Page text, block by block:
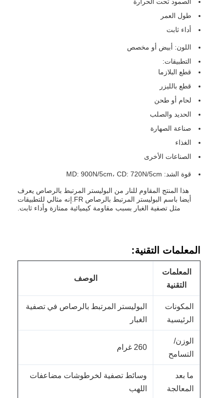
طول العمر
أداء ثابت
اللون: أبيض أو مخصص
التطبيقات:
قطع البلازما
قطع بالليزر
لحام أو طحن
الحديد والصلب
صناعة الصهارة
الغذاء
الصناعات الأخرى
قوة الشد: MD: 900N/5cm، CD: 720N/5cm
هذا المنتج المقاوم للنار من البوليستر المرتبط بالرصاص يعرف
أيضا باسم البوليستر المرتبط بالرصاص FR.إنه مثالي للتطبيقات
مثل تصفية الغبار بسبب مقاومة كيميائية ممتازة وأداء ثابت.
المعلمات التقنية:
المعلمات
التقنية
الوصف
المكونات
الرئيسية
البوليستر المرتبط بالرصاص في تصفية
الغبار
الوزن/
التسامح
260 غرام
ما بعد
المعالجة
وسائط تصفية لخرطوشات مضاعفات
اللهب